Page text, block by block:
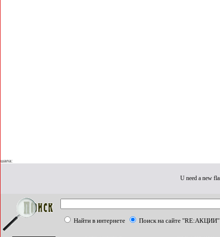
шапа:
U need a new
Найти в интернете Поиск на сайте "RE:АКЦИИ"